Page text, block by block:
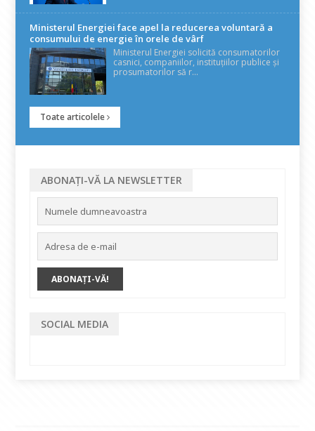
Ministerul Energiei face apel la reducerea voluntară a
consumului de energie în orele de vârf
Ministerul Energiei solicită consumatorilor
casnici, companiilor, instituțiilor publice și
prosumatorilor să r...
Toate articolele
ABONAȚI-VĂ LA NEWSLETTER
SOCIAL MEDIA